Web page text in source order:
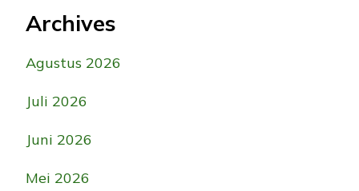
Archives
Agustus 2026
Juli 2026
Juni 2026
Mei 2026